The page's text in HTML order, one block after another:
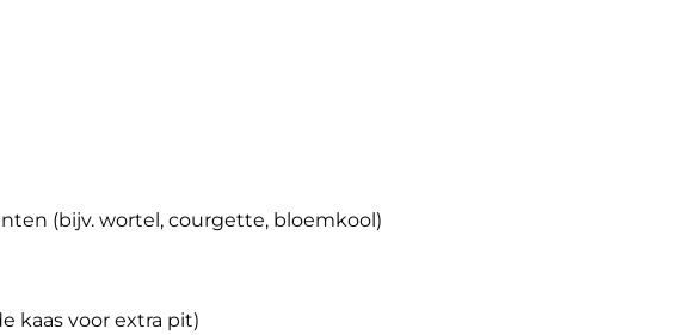
(bijv. wortel, courgette, bloemkool)
kaas voor extra pit)